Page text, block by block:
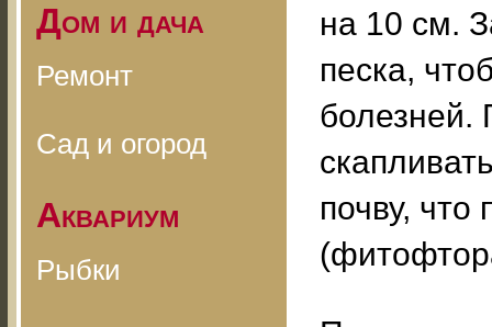
Дом и дача
Ремонт
Сад и огород
Аквариум
Рыбки
на 10 см.
песка,
болезней.
почву,